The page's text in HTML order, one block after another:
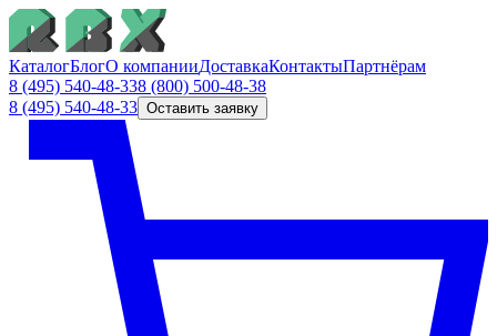
КаталогБлогО компанииДоставкаКонтактыПартнёрам
8 (495) 540-48-338 (800) 500-48-38
8 (495) 540-48-33 Оставить заявку